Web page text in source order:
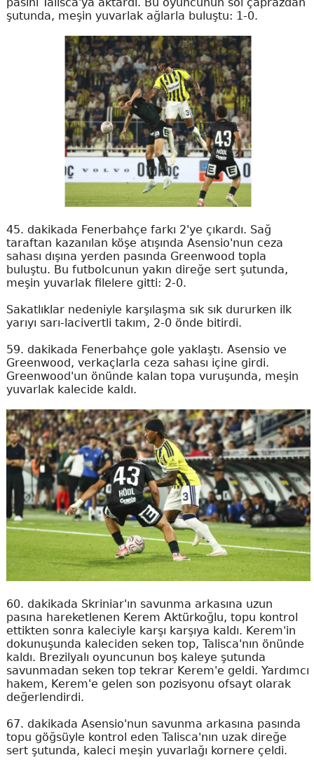
şutunda, meşin yuvarlak ağlarla buluştu: 1-0.
45. dakikada Fenerbahçe farkı 2'ye çıkardı. Sağ
taraftan kazanılan köşe atışında Asensio'nun ceza
sahası dışına yerden pasında Greenwood topla
buluştu. Bu futbolcunun yakın direğe sert şutunda,
meşin yuvarlak filelere gitti: 2-0.
Sakatlıklar nedeniyle karşılaşma sık sık dururken ilk
yarıyı sarı-lacivertli takım, 2-0 önde bitirdi.
59. dakikada Fenerbahçe gole yaklaştı. Asensio ve
Greenwood, verkaçlarla ceza sahası içine girdi.
Greenwood'un önünde kalan topa vuruşunda, meşin
yuvarlak kalecide kaldı.
60. dakikada Skriniar'ın savunma arkasına uzun
pasına hareketlenen Kerem Aktürkoğlu, topu kontrol
ettikten sonra kaleciyle karşı karşıya kaldı. Kerem'in
dokunuşunda kaleciden seken top, Talisca'nın önünde
kaldı. Brezilyalı oyuncunun boş kaleye şutunda
savunmadan seken top tekrar Kerem'e geldi. Yardımcı
hakem, Kerem'e gelen son pozisyonu ofsayt olarak
değerlendirdi.
67. dakikada Asensio'nun savunma arkasına pasında
topu göğsüyle kontrol eden Talisca'nın uzak direğe
sert şutunda, kaleci meşin yuvarlağı kornere çeldi.